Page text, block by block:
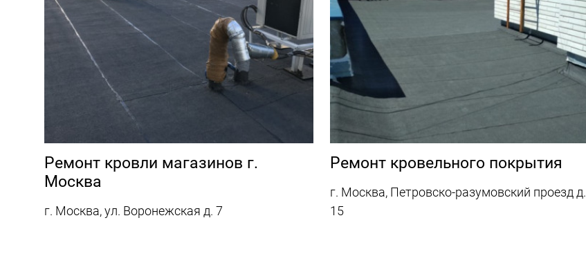
Ремонт кровли магазинов г.
Москва
г. Москва, ул. Воронежская д. 7
Ремонт кровельного покрытия
г. Москва, Петровско-разумовский проезд д.
15